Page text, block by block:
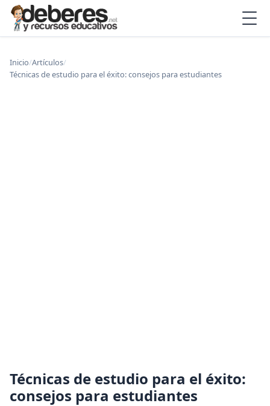
Inicio/Artículos/
Técnicas de estudio para el éxito: consejos para estudiantes
Técnicas de estudio para el éxito:
consejos para estudiantes